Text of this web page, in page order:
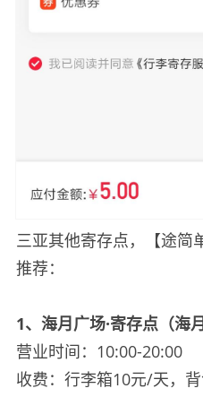
三亚其他寄存点，【途简
推荐：
1、海月广场·寄存点（海
营业时间：10:00-20:00
收费：行李箱10元/天，